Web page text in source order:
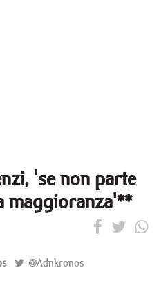
'se non parte
maggioranza'**
@Adnkronos